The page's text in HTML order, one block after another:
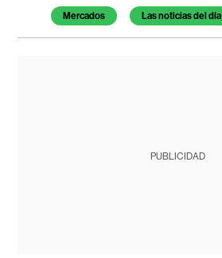
Mercados Las noticias del día
PUBLICIDAD